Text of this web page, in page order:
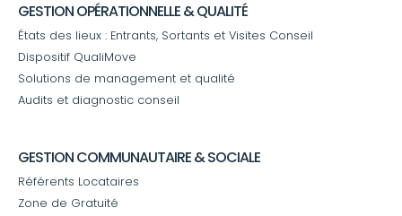
GESTION OPÉRATIONNELLE & QUALITÉ
États des lieux : Entrants, Sortants et Visites Conseil
Dispositif QualiMove
Solutions de management et qualité
Audits et diagnostic conseil
GESTION COMMUNAUTAIRE & SOCIALE
Référents Locataires
Zone de Gratuité